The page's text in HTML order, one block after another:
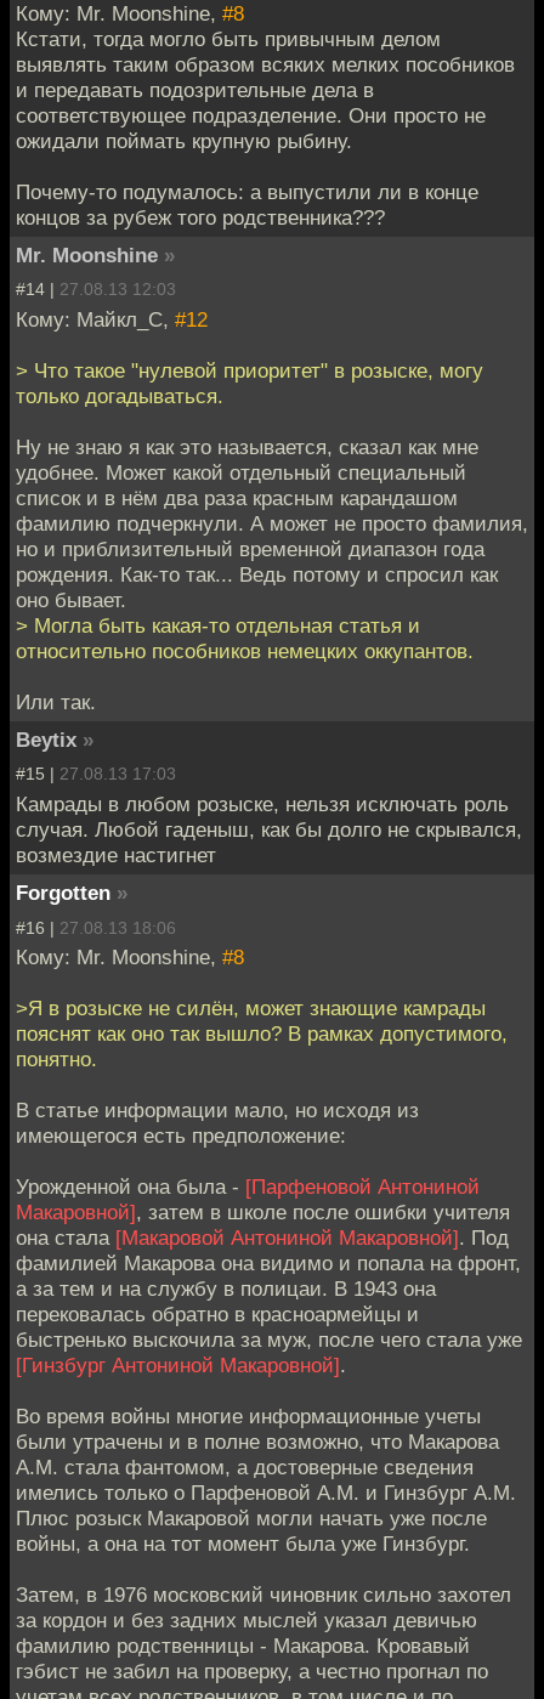
Кому: Mr. Moonshine, #8
Кстати, тогда могло быть привычным делом
выявлять таким образом всяких мелких пособников
и передавать подозрительные дела в
соответствующее подразделение. Они просто не
ожидали поймать крупную рыбину.
Почему-то подумалось: а выпустили ли в конце
концов за рубеж того родственника???
Mr. Moonshine »
#14 | 27.08.13 12:03
Кому: Майкл_С, #12
> Что такое "нулевой приоритет" в розыске, могу
только догадываться.
Ну не знаю я как это называется, сказал как мне
удобнее. Может какой отдельный специальный
список и в нём два раза красным карандашом
фамилию подчеркнули. А может не просто фамилия,
но и приблизительный временной диапазон года
рождения. Как-то так... Ведь потому и спросил как
оно бывает.
> Могла быть какая-то отдельная статья и
относительно пособников немецких оккупантов.
Или так.
Beytix »
#15 | 27.08.13 17:03
Камрады в любом розыске, нельзя исключать роль
случая. Любой гаденыш, как бы долго не скрывался,
возмездие настигнет
Forgotten »
#16 | 27.08.13 18:06
Кому: Mr. Moonshine, #8
>Я в розыске не силён, может знающие камрады
пояснят как оно так вышло? В рамках допустимого,
понятно.
В статье информации мало, но исходя из
имеющегося есть предположение:
Урожденной она была - [Парфеновой Антониной
Макаровной], затем в школе после ошибки учителя
она стала [Макаровой Антониной Макаровной]. Под
фамилией Макарова она видимо и попала на фронт,
а за тем и на службу в полицаи. В 1943 она
перековалась обратно в красноармейцы и
быстренько выскочила за муж, после чего стала уже
[Гинзбург Антониной Макаровной].
Во время войны многие информационные учеты
были утрачены и в полне возможно, что Макарова
А.М. стала фантомом, а достоверные сведения
имелись только о Парфеновой А.М. и Гинзбург А.М.
Плюс розыск Макаровой могли начать уже после
войны, а она на тот момент была уже Гинзбург.
Затем, в 1976 московский чиновник сильно захотел
за кордон и без задних мыслей указал девичью
фамилию родственницы - Макарова. Кровавый
гэбист не забил на проверку, а честно прогнал по